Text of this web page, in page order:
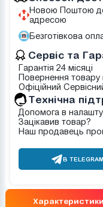
Новою Поштою до
адресою
Безготівкова
Сервіс та
Гарантія 24 місяці
Повернення
Офіційний
Tехнічна
Допомога в
Зацікавив товар?
Наш продавець
В TELEGRAM
Характеристики